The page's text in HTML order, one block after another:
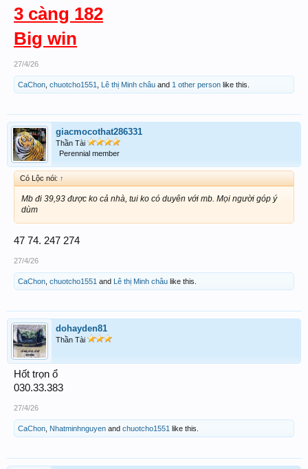
3 càng 182
Big win
27/4/26
CaChon chuotcho1551 Lê thị Minh châu and 1 other person like this.
giacmocothat286331
Thần Tài
Perennial member
Có Lộc nói: ↑
Mb đi 39,93 được ko cả nhà, tui ko có duyên với mb. Mọi người góp ý
dùm
47 74. 247 274
27/4/26
CaChon chuotcho1551 and Lê thị Minh châu like this.
dohayden81
Thần Tài
Hốt trọn ổ
030.33.383
27/4/26
CaChon Nhatminhnguyen and chuotcho1551 like this.